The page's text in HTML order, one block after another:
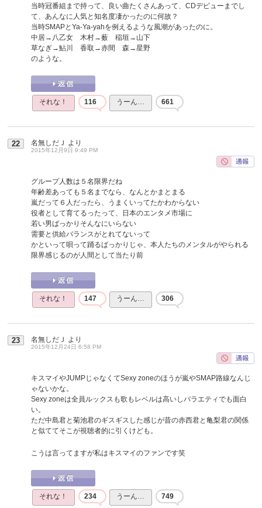
当時冠番組まで持って、良い曲たくさんあって、CDデビューまでし
て、あんなに人気と知名度凄かったのに何故？
当時SMAPとYa-Ya-yahを例えるような風潮があったのに。
中居→八乙女 木村→薮 稲垣→山下
草なぎ→鮎川 香取→赤間 森→星野
のような。
それな！ 116 うーん… 661
22 名無しだＪ より
2015年12月9日 9:49 PM
グループ人数は５名限界だね
年齢差あっても５名までなら、なんとかまとまる
嵐だって６人だったら、うまくいってたかわからない
役者として育てるったって、日本のエンタメ市場に
若い男ばっかりそんなにいらない
需要と供給バランスがとれてないって
かといって唄って踊るばっかりじゃ、本人たちのメンタルがやられる
限界感じるのが人間として当たり前
それな！ 147 うーん… 306
23 名無しだＪ より
2015年12月24日 6:58 PM
キスマイやJUMPじゃなくてSexy zoneのほうが嵐やSMAP路線なんじ
ゃないかな。
Sexy zoneは全員ルックスも歌もレベルは高いしバラエティでも面白
い。
ただ中島君と菊池君のギスギスした感じが昔の赤西君と亀梨君の関係
と似ててそこが視聴者的に引くけども。
こうは言ってますが私はキスマイのファンです笑
それな！ 234 うーん… 749